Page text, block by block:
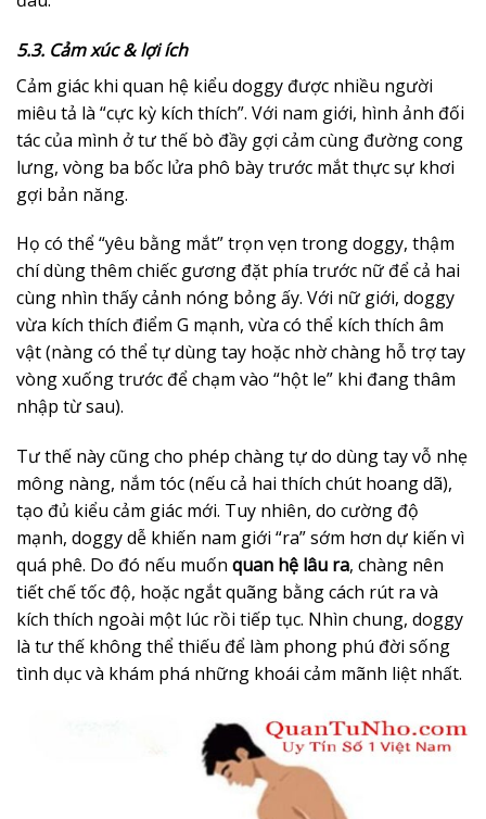
5.3. Cảm xúc & lợi ích
Cảm giác khi quan hệ kiểu doggy được nhiều người
miêu tả là “cực kỳ kích thích”. Với nam giới, hình ảnh đối
tác của mình ở tư thế bò đầy gợi cảm cùng đường cong
lưng, vòng ba bốc lửa phô bày trước mắt thực sự khơi
gợi bản năng.
Họ có thể “yêu bằng mắt” trọn vẹn trong doggy, thậm
chí dùng thêm chiếc gương đặt phía trước nữ để cả hai
cùng nhìn thấy cảnh nóng bỏng ấy. Với nữ giới, doggy
vừa kích thích điểm G mạnh, vừa có thể kích thích âm
vật (nàng có thể tự dùng tay hoặc nhờ chàng hỗ trợ tay
vòng xuống trước để chạm vào “hột le” khi đang thâm
nhập từ sau).
Tư thế này cũng cho phép chàng tự do dùng tay vỗ nhẹ
mông nàng, nắm tóc (nếu cả hai thích chút hoang dã),
tạo đủ kiểu cảm giác mới. Tuy nhiên, do cường độ
mạnh, doggy dễ khiến nam giới “ra” sớm hơn dự kiến vì
quá phê. Do đó nếu muốn quan hệ lâu ra, chàng nên
tiết chế tốc độ, hoặc ngắt quãng bằng cách rút ra và
kích thích ngoài một lúc rồi tiếp tục. Nhìn chung, doggy
là tư thế không thể thiếu để làm phong phú đời sống
tình dục và khám phá những khoái cảm mãnh liệt nhất.